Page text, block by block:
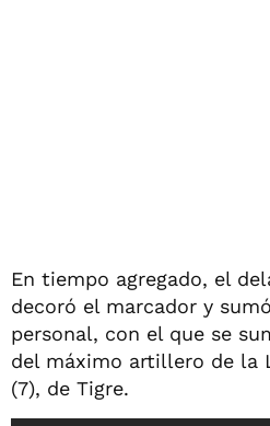
En tiempo agregado, el
decoró el marcador y
personal, con el que se
del máximo artillero de la
(7), de Tigre.